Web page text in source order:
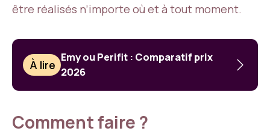
être réalisés n’importe où et à tout moment.
À lire
Emy ou Perifit : Comparatif prix
2026
Comment faire ?